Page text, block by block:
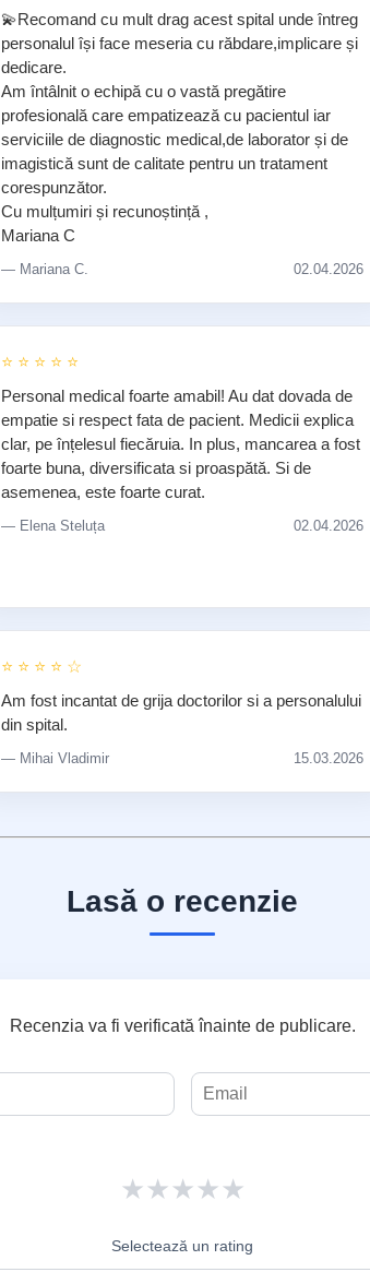
💫Recomand cu mult drag acest spital unde întreg
personalul își face meseria cu răbdare,implicare și
dedicare.
Am întâlnit o echipă cu o vastă pregătire
profesională care empatizează cu pacientul iar
serviciile de diagnostic medical,de laborator și de
imagistică sunt de calitate pentru un tratament
corespunzător.
Cu mulțumiri și recunoștință ,
Mariana C
— Mariana C. 02.04.2026
⭐ ⭐ ⭐ ⭐ ⭐
Personal medical foarte amabil! Au dat dovada de
empatie si respect fata de pacient. Medicii explica
clar, pe înțelesul fiecăruia. In plus, mancarea a fost
foarte buna, diversificata si proaspătă. Si de
asemenea, este foarte curat.
— Elena Steluța 02.04.2026
⭐ ⭐ ⭐ ⭐ ☆
Am fost incantat de grija doctorilor si a personalului
din spital.
— Mihai Vladimir 15.03.2026
Lasă o recenzie
Recenzia va fi verificată înainte de publicare.
★★★★★
Selectează un rating